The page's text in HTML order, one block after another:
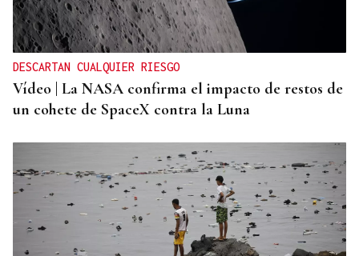
DESCARTAN CUALQUIER RIESGO
Vídeo | La NASA confirma el impacto de restos de
un cohete de SpaceX contra la Luna